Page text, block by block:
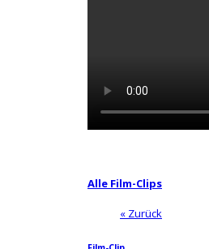
Alle Film-Clips
« Zurück